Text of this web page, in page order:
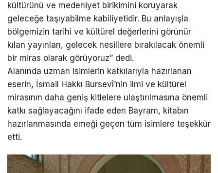
kültürünü ve medeniyet birikimini koruyarak
geleceğe taşıyabilme kabiliyetidir. Bu anlayışla
bölgemizin tarihi ve kültürel değerlerini görünür
kılan yayınları, gelecek nesillere bırakılacak önemli
bir miras olarak görüyoruz” dedi.
Alanında uzman isimlerin katkılarıyla hazırlanan
eserin, İsmail Hakkı Bursevî’nin ilmi ve kültürel
mirasının daha geniş kitlelere ulaştırılmasına önemli
katkı sağlayacağını ifade eden Bayram, kitabın
hazırlanmasında emeği geçen tüm isimlere teşekkür
etti.